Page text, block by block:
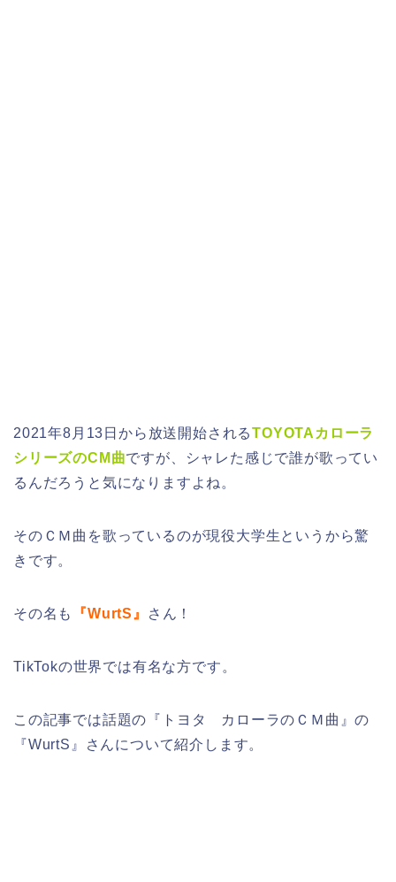
2021年8月13日から放送開始されるTOYOTAカローラ
シリーズのCM曲ですが、シャレた感じで誰が歌ってい
るんだろうと気になりますよね。
そのＣＭ曲を歌っているのが現役大学生というから驚
きです。
その名も 『WurtS』 さん！
TikTokの世界では有名な方です。
この記事では話題の『トヨタ カローラのＣＭ曲』の
『WurtS』さんについて紹介します。